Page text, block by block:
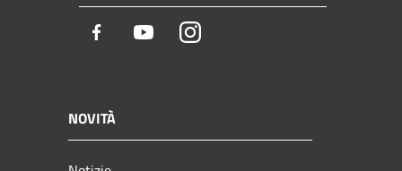
Facebook YoutubeInstagram
NOVITÀ